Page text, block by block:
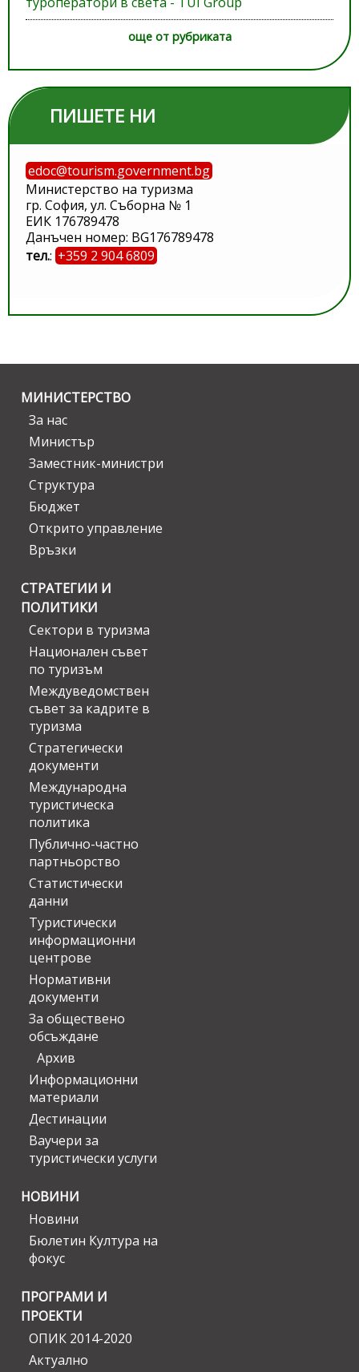
още от рубриката
ПИШЕТЕ НИ
edoc@tourism.government.bg
Министерство на туризма
гр. София, ул. Съборна № 1
ЕИК 176789478
Данъчен номер: BG176789478
тел.: +359 2 904 6809
МИНИСТЕРСТВО
За нас
Министър
Заместник-министри
Структура
Бюджет
Открито управление
Връзки
СТРАТЕГИИ И
ПОЛИТИКИ
Сектори в туризма
Национален съвет
по туризъм
Междуведомствен
съвет за кадрите в
туризма
Стратегически
документи
Международна
туристическа
политика
Публично-частно
партньорство
Статистически
данни
Туристически
информационни
центрове
Нормативни
документи
За обществено
обсъждане
Архив
Информационни
материали
Дестинации
Ваучери за
туристически услуги
НОВИНИ
Новини
Бюлетин Култура на
фокус
ПРОГРАМИ И
ПРОЕКТИ
ОПИК 2014-2020
Актуално